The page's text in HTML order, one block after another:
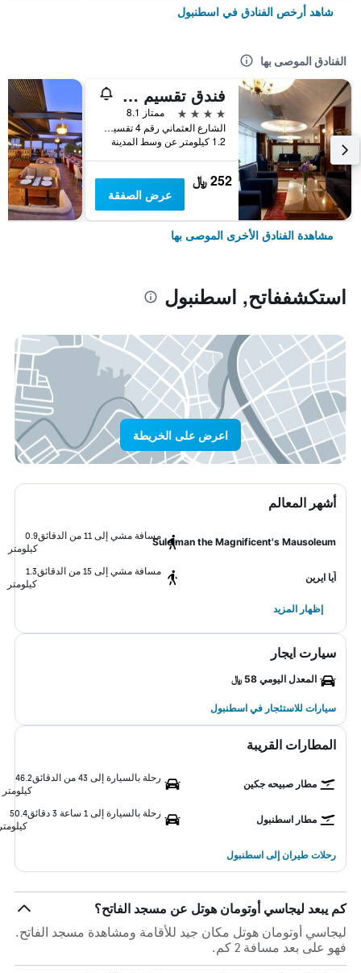
شاهد أرخص الفنادق في اسطنبول
الفنادق الموصى بها
فندق تقسيم متروبارك
4 نجوم
ممتاز 8.1
الشارع العثماني رقم 4 تقسيم, اسطنبول, تركيا
1.2 كيلومتر عن وسط المدينة
252 ﷼
عرض الصفقة
مشاهدة الفنادق الأخرى الموصى بها
استكشففاتح, اسطنبول
اعرض على الخريطة
أشهر المعالم
Suleiman the Magnificent's Mausoleum
مسافة مشي إلى 11 من الدقائق
0.9
كيلومتر
آيا ايرين
مسافة مشي إلى 15 من الدقائق
1.3
كيلومتر
إظهار المزيد
سيارت ايجار
المعدل اليومي 58 ﷼
سيارات للاستئجار في اسطنبول
المطارات القريبة
مطار صبيحه جكين
رحلة بالسيارة إلى 43 من الدقائق
46.2
كيلومتر
مطار اسطنبول
رحلة بالسيارة إلى 1 ساعة 3 دقائق
50.4
رحلات طيران إلى اسطنبول
كم يبعد ليجاسي أوتومان هوتل عن مسجد الفاتح؟
ليجاسي أوتومان هوتل مكان جيد للأقامة ومشاهدة مسجد الفاتح.
فهو على بعد مسافة 2 كم.